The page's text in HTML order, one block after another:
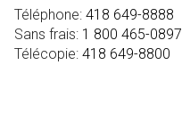
Téléphone: 418 649-8888
Sans frais: 1 800 465-0897
Télécopie: 418 649-8800